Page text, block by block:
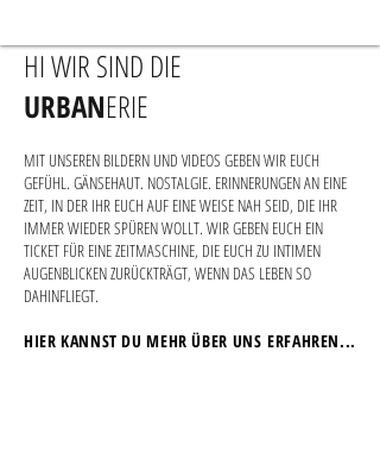
HI WIR SIND DIE
URBANERIE
MIT UNSEREN BILDERN UND VIDEOS GEBEN WIR EUCH
GEFÜHL. GÄNSEHAUT. NOSTALGIE. ERINNERUNGEN AN EINE
ZEIT, IN DER IHR EUCH AUF EINE WEISE NAH SEID, DIE IHR
IMMER WIEDER SPÜREN WOLLT. WIR GEBEN EUCH EIN
TICKET FÜR EINE ZEITMASCHINE, DIE EUCH ZU INTIMEN
AUGENBLICKEN ZURÜCKTRÄGT, WENN DAS LEBEN SO
DAHINFLIEGT.
HIER KANNST DU MEHR ÜBER UNS ERFAHREN...